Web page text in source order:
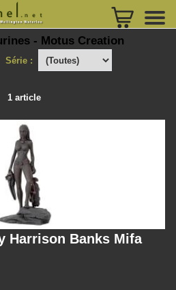
- Motus Creation
Série :
1 article
Harrison Banks Mifa